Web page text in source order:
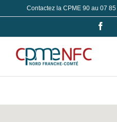
au
Contactez la CPME 90 au 07